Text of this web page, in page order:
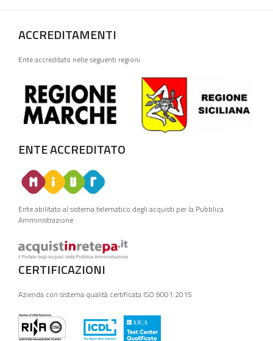
ACCREDITAMENTI
Ente accreditato nelle seguenti regioni
ENTE ACCREDITATO
Ente abilitato al sistema telematico degli acquisti per la Pubblica
Amministrazione
CERTIFICAZIONI
Azienda con sistema qualità certificata ISO 9001:2015